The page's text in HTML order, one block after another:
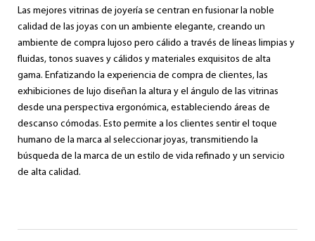
Las mejores vitrinas de joyería se centran en fusionar la noble
calidad de las joyas con un ambiente elegante, creando un
ambiente de compra lujoso pero cálido a través de líneas limpias y
fluidas, tonos suaves y cálidos y materiales exquisitos de alta
gama. Enfatizando la experiencia de compra de clientes, las
exhibiciones de lujo diseñan la altura y el ángulo de las vitrinas
desde una perspectiva ergonómica, estableciendo áreas de
descanso cómodas. Esto permite a los clientes sentir el toque
humano de la marca al seleccionar joyas, transmitiendo la
búsqueda de la marca de un estilo de vida refinado y un servicio
de alta calidad.